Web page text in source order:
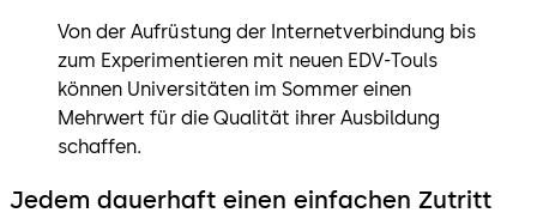
Von der Aufrüstung der Internetverbindung bis
zum Experimentieren mit neuen EDV-Touls
können Universitäten im Sommer einen
Mehrwert für die Qualität ihrer Ausbildung
schaffen.
Jedem dauerhaft einen einfachen Zutritt